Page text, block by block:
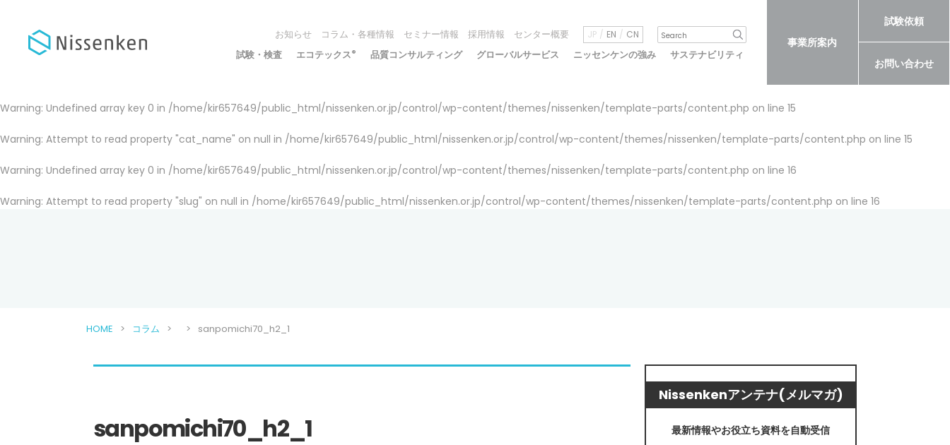
お知らせ コラム・各種情報 セミナー情報 採用情報 センター概要 JP EN CN
試験・検査 エコテックス® 品質コンサルティング グローバルサービス ニッセンケンの強み サステナビリティ
事業所案内
試験依頼
お問い合わせ
Warning: Undefined array key 0 in /home/kir657649/public_html/nissenken.or.jp/control/wp-content/themes/nissenken/template-parts/content.php on line 15
Warning: Attempt to read property "cat_name" on null in /home/kir657649/public_html/nissenken.or.jp/control/wp-content/themes/nissenken/template-parts/content.php on line 15
Warning: Undefined array key 0 in /home/kir657649/public_html/nissenken.or.jp/control/wp-content/themes/nissenken/template-parts/content.php on line 16
Warning: Attempt to read property "slug" on null in /home/kir657649/public_html/nissenken.or.jp/control/wp-content/themes/nissenken/template-parts/content.php on line 16
HOME コラム sanpomichi70_h2_1
sanpomichi70_h2_1
Nissenkenアンテナ(メルマガ)
最新情報やお役立ち資料を自動受信